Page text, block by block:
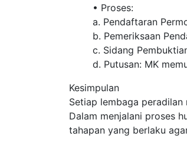
• Proses:
a. Pendaftaran
b. Pemeriksaan
c. Sidang
d. Putusan: MK
Kesimpulan
Setiap lembaga
Dalam menjalani proses
tahapan yang berlaku